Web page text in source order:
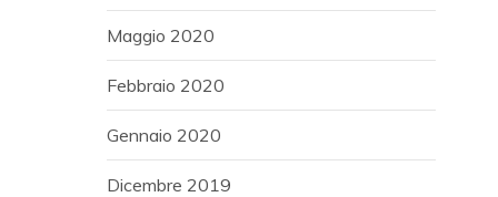
Maggio 2020
Febbraio 2020
Gennaio 2020
Dicembre 2019